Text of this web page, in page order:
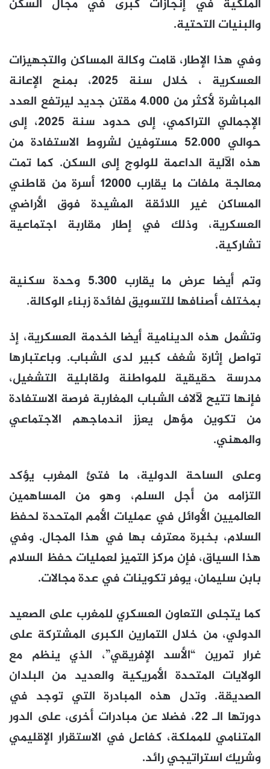
الملكية في إنجازات كبرى في مجال السكن
والبنيات التحتية.
وفي هذا الإطار، قامت وكالة المساكن والتجهيزات
العسكرية ، خلال سنة 2025، بمنح الإعانة
المباشرة لأكثر من 4.000 مقتن جديد ليرتفع العدد
الإجمالي التراكمي، إلى حدود سنة 2025، إلى
حوالي 52.000 مستوفين لشروط الاستفادة من
هذه الآلية الداعمة للولوج إلى السكن. كما تمت
معالجة ملفات ما يقارب 12000 أسرة من قاطني
المساكن غير اللائقة المشيدة فوق الأراضي
العسكرية، وذلك في إطار مقاربة اجتماعية
تشاركية.
وتم أيضا عرض ما يقارب 5.300 وحدة سكنية
بمختلف أصنافها للتسويق لفائدة زبناء الوكالة.
وتشمل هذه الدينامية أيضا الخدمة العسكرية، إذ
تواصل إثارة شغف كبير لدى الشباب. وباعتبارها
مدرسة حقيقية للمواطنة ولقابلية التشغيل،
فإنها تتيح لآلاف الشباب المغاربة فرصة الاستفادة
من تكوين مؤهل يعزز اندماجهم الاجتماعي
والمهني.
وعلى الساحة الدولية، ما فتئ المغرب يؤكد
التزامه من أجل السلم، وهو من المساهمين
العالميين الأوائل في عمليات الأمم المتحدة لحفظ
السلام، بخبرة معترف بها في هذا المجال. وفي
هذا السياق، فإن مركز التميز لعمليات حفظ السلام
بابن سليمان، يوفر تكوينات في عدة مجالات.
كما يتجلى التعاون العسكري للمغرب على الصعيد
الدولي، من خلال التمارين الكبرى المشتركة على
غرار تمرين “الأسد الإفريقي”، الذي ينظم مع
الولايات المتحدة الأمريكية والعديد من البلدان
الصديقة. وتدل هذه المبادرة التي توجد في
دورتها الـ 22، فضلا عن مبادرات أخرى، على الدور
المتنامي للمملكة، كفاعل في الاستقرار الإقليمي
وشريك استراتيجي رائد.